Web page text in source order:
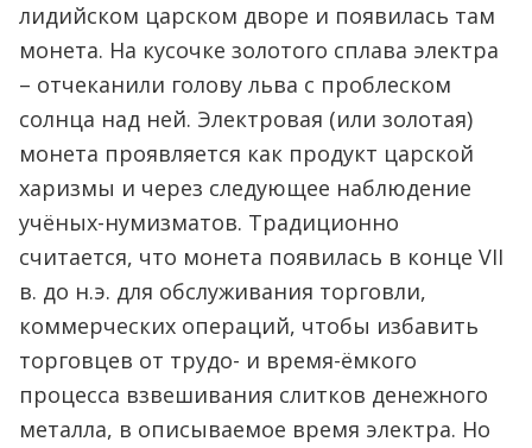
лидийском царском дворе и появилась там
монета. На кусочке золотого сплава электра
– отчеканили голову льва с проблеском
солнца над ней. Электровая (или золотая)
монета проявляется как продукт царской
харизмы и через следующее наблюдение
учёных-нумизматов. Традиционно
считается, что монета появилась в конце VII
в. до н.э. для обслуживания торговли,
коммерческих операций, чтобы избавить
торговцев от трудо- и время-ёмкого
процесса взвешивания слитков денежного
металла, в описываемое время электра. Но